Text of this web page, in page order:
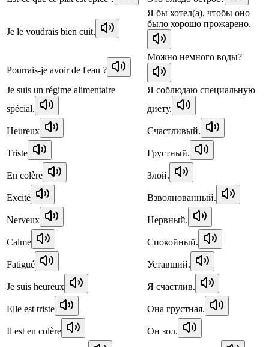
Je le voudrais bien cuit.
Я бы хотел(а), чтобы оно
было хорошо прожарено.
Pourrais-je avoir de l'eau ?
Можно немного воды?
Je suis un régime alimentaire
spécial.
Я соблюдаю специальную
диету.
Heureux Счастливый.
Triste Грустный.
En colère Злой.
Excité Взволнованный.
Nerveux Нервный.
Calme Спокойный.
Fatigué Уставший.
Je suis heureux Я счастлив.
Elle est triste Она грустная.
Il est en colère Он зол.